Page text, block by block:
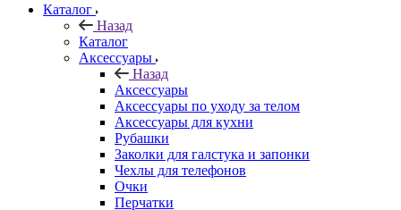
Каталог
Назад
Каталог
Аксессуары
Назад
Аксессуары
Аксессуары по уходу за телом
Аксессуары для кухни
Рубашки
Заколки для галстука и запонки
Чехлы для телефонов
Очки
Перчатки